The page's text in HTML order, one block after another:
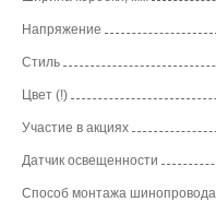
Напряжение
Стиль
Цвет (!)
Участие в акциях
Датчик освещенности
Способ монтажа шинопровода